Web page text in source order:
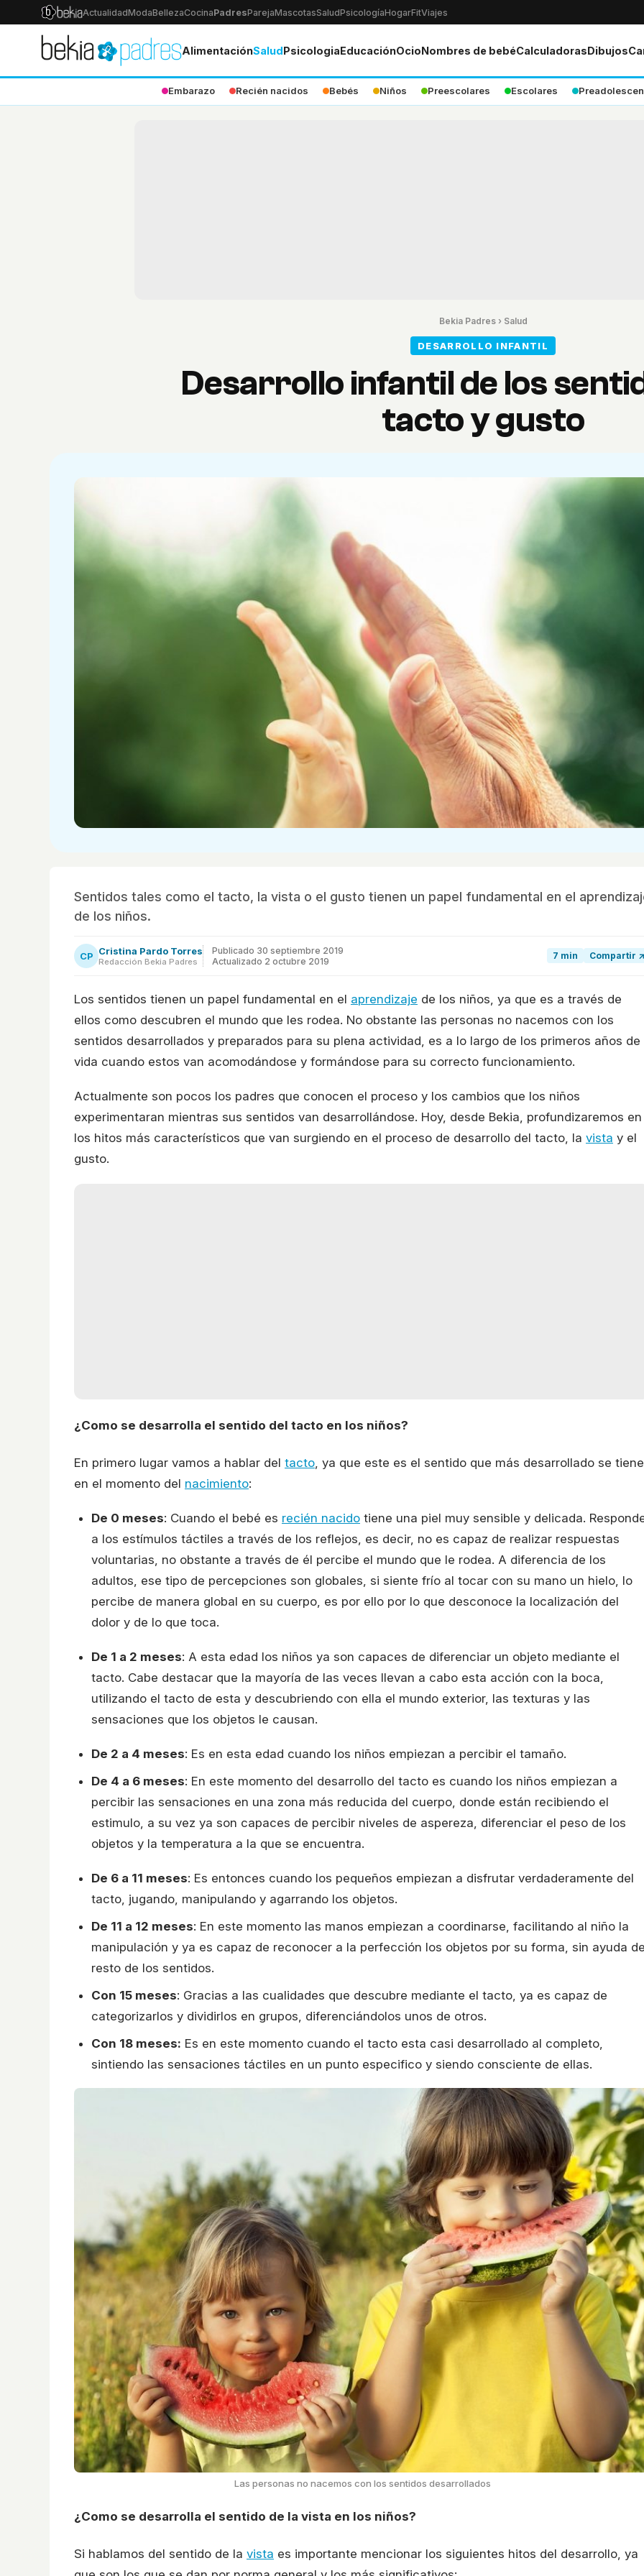
ActualidadModaBellezaCocinaPadresParejaMascotasSaludPsicologíaHogarFitViajes
AlimentaciónSaludPsicologiaEducaciónOcioNombres de bebéCalculadorasDibujos
Embarazo Recién nacidos Bebés Niños Preescolares Escolares
Bekia Padres› Salud
DESARROLLO INFANTIL
Desarrollo infantil de los
tacto y gusto
Sentidos tales como el tacto, la vista o el gusto tienen un papel fundamental en el
de los niños.
CP Cristina Pardo Torres
Redacción Bekia Padres
Publicado 30 septiembre 2019
Actualizado 2 octubre 2019
7 min Compartir ↗
Los sentidos tienen un papel fundamental en el aprendizaje de los niños, ya que es a través de
ellos como descubren el mundo que les rodea. No obstante las personas no nacemos con los
sentidos desarrollados y preparados para su plena actividad, es a lo largo de los primeros años de
vida cuando estos van acomodándose y formándose para su correcto funcionamiento.
Actualmente son pocos los padres que conocen el proceso y los cambios que los niños
experimentaran mientras sus sentidos van desarrollándose. Hoy, desde Bekia, profundizaremos en
los hitos más característicos que van surgiendo en el proceso de desarrollo del tacto, la vista y el
gusto.
¿Como se desarrolla el sentido del tacto en los niños?
En primero lugar vamos a hablar del tacto , ya que este es el sentido que más desarrollado se tiene
en el momento del nacimiento:
De 0 meses: Cuando el bebé es recién nacido tiene una piel muy sensible y delicada.
a los estímulos táctiles a través de los reflejos, es decir, no es capaz de realizar respuestas
voluntarias, no obstante a través de él percibe el mundo que le rodea. A diferencia de los
adultos, ese tipo de percepciones son globales, si siente frío al tocar con su mano un hielo, lo
percibe de manera global en su cuerpo, es por ello por lo que desconoce la localización del
dolor y de lo que toca.
De 1 a 2 meses: A esta edad los niños ya son capaces de diferenciar un objeto mediante el
tacto. Cabe destacar que la mayoría de las veces llevan a cabo esta acción con la boca,
utilizando el tacto de esta y descubriendo con ella el mundo exterior, las texturas y las
sensaciones que los objetos le causan.
De 2 a 4 meses: Es en esta edad cuando los niños empiezan a percibir el tamaño.
De 4 a 6 meses: En este momento del desarrollo del tacto es cuando los niños empiezan a
percibir las sensaciones en una zona más reducida del cuerpo, donde están recibiendo el
estimulo, a su vez ya son capaces de percibir niveles de aspereza, diferenciar el peso de los
objetos y la temperatura a la que se encuentra.
De 6 a 11 meses: Es entonces cuando los pequeños empiezan a disfrutar verdaderamente del
tacto, jugando, manipulando y agarrando los objetos.
De 11 a 12 meses: En este momento las manos empiezan a coordinarse, facilitando al niño la
manipulación y ya es capaz de reconocer a la perfección los objetos por su forma, sin ayuda
resto de los sentidos.
Con 15 meses: Gracias a las cualidades que descubre mediante el tacto, ya es capaz de
categorizarlos y dividirlos en grupos, diferenciándolos unos de otros.
Con 18 meses: Es en este momento cuando el tacto esta casi desarrollado al completo,
sintiendo las sensaciones táctiles en un punto especifico y siendo consciente de ellas.
Las personas no nacemos con los sentidos desarrollados
¿Como se desarrolla el sentido de la vista en los niños?
Si hablamos del sentido de la vista es importante mencionar los siguientes hitos del desarrollo, ya